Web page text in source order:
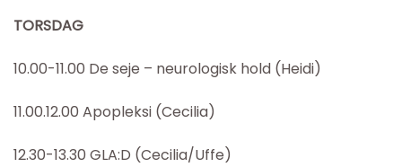
TORSDAG
10.00-11.00 De seje – neurologisk hold (Heidi)
11.00.12.00 Apopleksi (Cecilia)
12.30-13.30 GLA:D (Cecilia/Uffe)